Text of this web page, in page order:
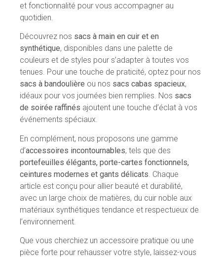
et fonctionnalité pour vous accompagner au
quotidien.
Découvrez nos sacs à main en cuir et en
synthétique, disponibles dans une palette de
couleurs et de styles pour s’adapter à toutes vos
tenues. Pour une touche de praticité, optez pour nos
sacs à bandoulière ou nos sacs cabas spacieux,
idéaux pour vos journées bien remplies. Nos sacs
de soirée raffinés ajoutent une touche d’éclat à vos
événements spéciaux.
En complément, nous proposons une gamme
d’accessoires incontournables, tels que des
portefeuilles élégants, porte-cartes fonctionnels,
ceintures modernes et gants délicats . Chaque
article est conçu pour allier beauté et durabilité,
avec un large choix de matières, du cuir noble aux
matériaux synthétiques tendance et respectueux de
l’environnement.
Que vous cherchiez un accessoire pratique ou une
pièce forte pour rehausser votre style, laissez-vous